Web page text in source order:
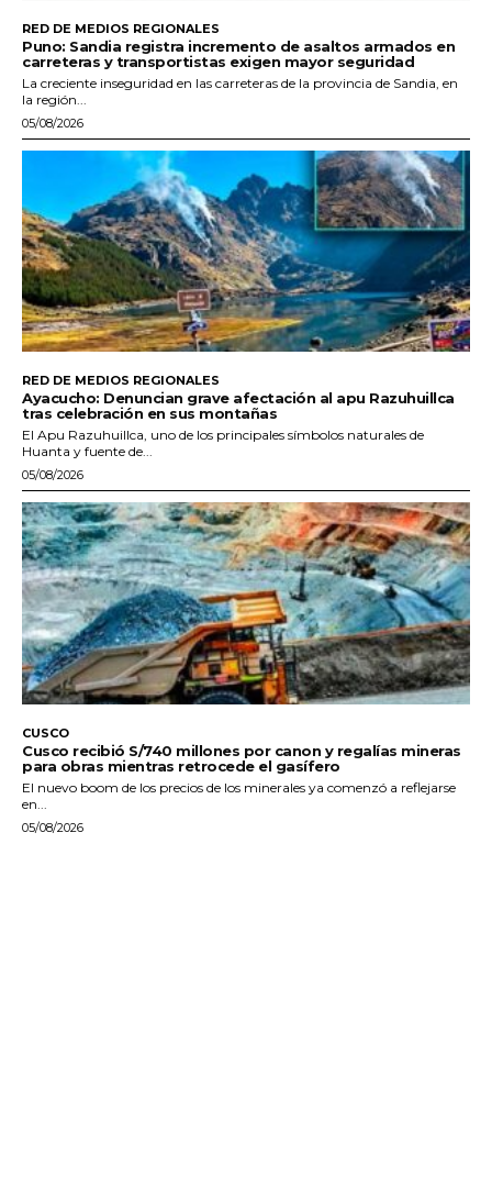
RED DE MEDIOS REGIONALES
Puno: Sandia registra incremento de asaltos armados en
carreteras y transportistas exigen mayor seguridad
La creciente inseguridad en las carreteras de la provincia de Sandia, en
la región...
05/08/2026
RED DE MEDIOS REGIONALES
Ayacucho: Denuncian grave afectación al apu Razuhuillca
tras celebración en sus montañas
El Apu Razuhuillca, uno de los principales símbolos naturales de
Huanta y fuente de...
05/08/2026
CUSCO
Cusco recibió S/740 millones por canon y regalías mineras
para obras mientras retrocede el gasífero
El nuevo boom de los precios de los minerales ya comenzó a reflejarse
en...
05/08/2026